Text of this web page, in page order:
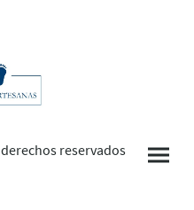
reservados